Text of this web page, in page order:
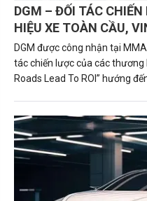
DGM – ĐỐI TÁC
HIỆU XE TOÀN CẦU,
SMARTIES 2025 VỚI
TO ROI”
DGM được công nhận tại
tác chiến lược của các thương
Roads Lead To ROI” hướng